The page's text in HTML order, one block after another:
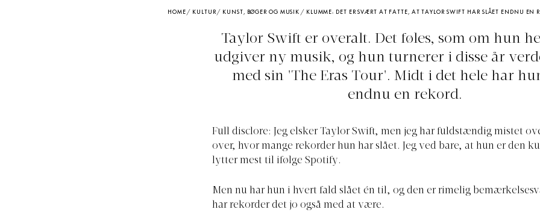
HOME / KULTUR/ KUNST, BØGER OG MUSIK / KLUMME: DET ER SVÆRT AT FATTE, AT TAYLOR SWIFT HAR SLÅET ENDNU EN
Taylor Swift er overalt. Det føles, som om hun
udgiver ny musik, og hun turnerer i disse år
med sin 'The Eras Tour'. Midt i det hele har
endnu en rekord.
Full disclore: Jeg elsker Taylor Swift, men jeg har fuldstændig mistet
over, hvor mange rekorder hun har slået. Jeg ved bare, at hun er den
lytter mest til ifølge Spotify.
Men nu har hun i hvert fald slået én til, og den er rimelig
har rekorder det jo også med at være.